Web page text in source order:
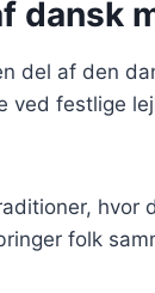
dansk
del af den
ved festlige
hvor
folk